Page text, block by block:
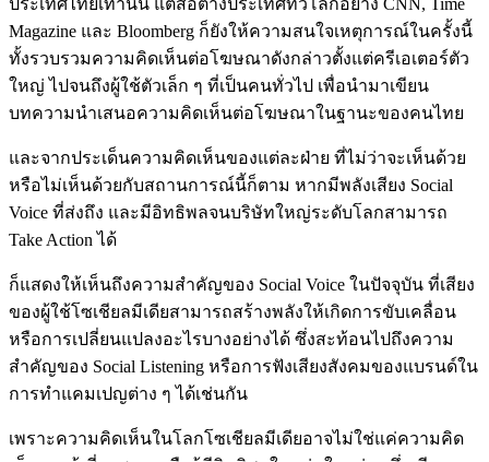
ประเทศไทยเท่านั้น แต่สื่อต่างประเทศทั่วโลกอย่าง CNN, Time
Magazine และ Bloomberg ก็ยังให้ความสนใจเหตุการณ์ในครั้งนี้
ทั้งรวบรวมความคิดเห็นต่อโฆษณาดังกล่าวตั้งแต่ครีเอเตอร์ตัว
ใหญ่ ไปจนถึงผู้ใช้ตัวเล็ก ๆ ที่เป็นคนทั่วไป เพื่อนำมาเขียน
บทความนำเสนอความคิดเห็นต่อโฆษณาในฐานะของคนไทย
และจากประเด็นความคิดเห็นของแต่ละฝ่าย ที่ไม่ว่าจะเห็นด้วย
หรือไม่เห็นด้วยกับสถานการณ์นี้ก็ตาม หากมีพลังเสียง Social
Voice ที่ส่งถึง และมีอิทธิพลจนบริษัทใหญ่ระดับโลกสามารถ
Take Action ได้
ก็แสดงให้เห็นถึงความสำคัญของ Social Voice ในปัจจุบัน ที่เสียง
ของผู้ใช้โซเชียลมีเดียสามารถสร้างพลังให้เกิดการขับเคลื่อน
หรือการเปลี่ยนแปลงอะไรบางอย่างได้ ซึ่งสะท้อนไปถึงความ
สำคัญของ Social Listening หรือการฟังเสียงสังคมของแบรนด์ใน
การทำแคมเปญต่าง ๆ ได้เช่นกัน
เพราะความคิดเห็นในโลกโซเชียลมีเดียอาจไม่ใช่แค่ความคิด